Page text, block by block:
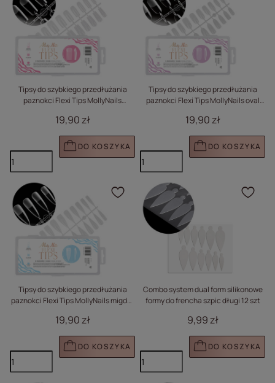
Tipsy do szybkiego przedłużania
paznokci Flexi Tips MollyNails
19,90 zł
DO KOSZYKA
Tipsy do szybkiego przedłużania
paznokci Flexi Tips MollyNails oval
19,90 zł
DO KOSZYKA
Tipsy do szybkiego przedłużania
paznokci Flexi Tips MollyNails migdał
19,90 zł
DO KOSZYKA
Kliknij, aby dodać
Combo system dual form silikonowe
formy do frencha szpic długi 12 szt
9,99 zł
DO KOSZYKA